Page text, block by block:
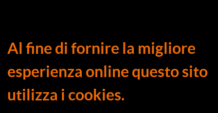
Al fine di fornire la migliore
esperienza online questo sito
utilizza i cookies.